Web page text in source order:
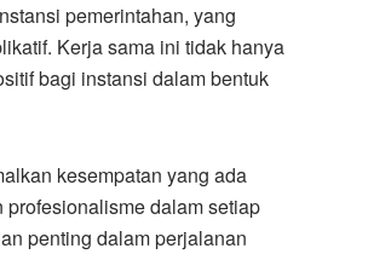
pemerintahan, yang
Kerja sama ini tidak hanya
bagi instansi dalam bentuk
kesempatan yang ada
profesionalisme dalam setiap
penting dalam perjalanan